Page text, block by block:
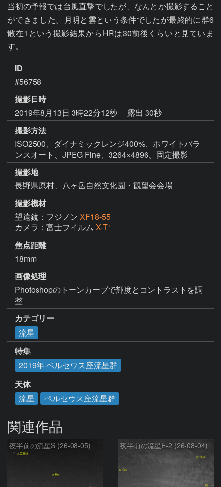
当初の予報では台風直撃でしたが、なんとか撮影すること
ができました。月明と雲という条件でしたが最終的に群6
散在1という撮影結果からHRは30前後くらいと見ていま
す。
ID
#56758
撮影日時
2019年8月13日 3時22分12秒
露出 30秒
撮影方法
ISO2500、ダイナミックレンジ400%、ホワイトバラ
ンスオート、JPEG Fine、3264×4896、固定撮影
撮影地
長野県原村、八ヶ岳自然文化園・観望会会場
撮影機材
望遠鏡：フジノン XF18-55
カメラ：富士フイルム X-T1
焦点距離
18mm
画像処理
Photoshopのトーンカーブで輝度とコントラストを調
整
カテゴリー
流星
特集
2019年 ペルセウス座流星群
天体
流星
ペルセウス座流星群
関連作品
夜半前の流星S (26-08-05) 夜半前の流星E-2 (26-08-04)